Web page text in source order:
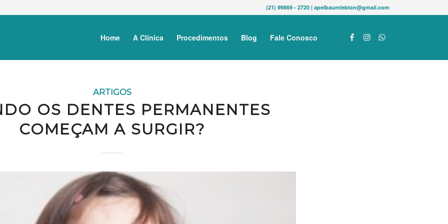
(21) 99869 - 2720 | apelbaumleblon@gmail.com
Home A Clínica Procedimentos Blog Fale Conosco
ARTIGOS
OS DENTES PERMANENTES
COMEÇAM A SURGIR?